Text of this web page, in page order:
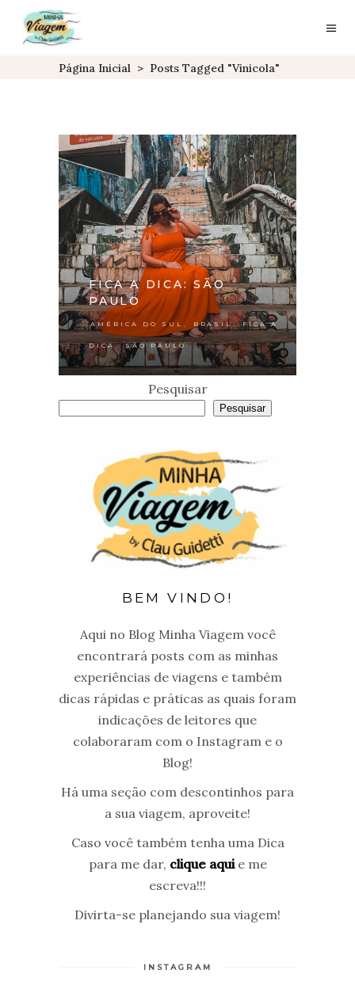
Página Inicial > Posts Tagged "vinicola"
FICA A DICA: SÃO
PAULO
AMÉRICA DO SUL BRASIL , FICA A
DICA, SÃO PAULO
Pesquisar
Pesquisar
BEM VINDO!
Aqui no Blog Minha Viagem você
encontrará posts com as minhas
experiências de viagens e também
dicas rápidas e práticas as quais foram
indicações de leitores que
colaboraram com o Instagram e o
Blog!
Há uma seção com descontinhos para
a sua viagem, aproveite!
Caso você também tenha uma Dica
para me dar, clique aquie me
escreva!!!
Divirta-se planejando sua viagem!
INSTAGRAM